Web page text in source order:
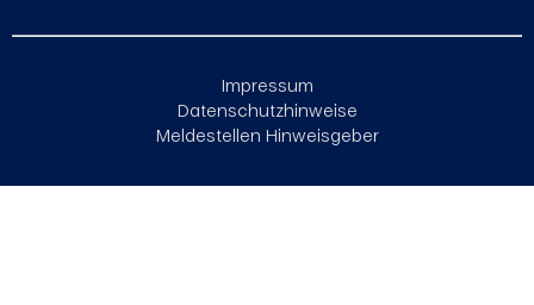
Impressum
Datenschutzhinweise
Meldestellen Hinweisgeber